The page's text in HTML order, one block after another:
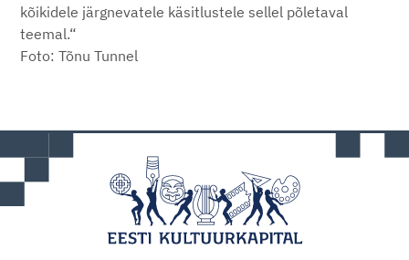
kõikidele järgnevatele käsitlustele sellel põletaval
teemal.“
Foto: Tõnu Tunnel